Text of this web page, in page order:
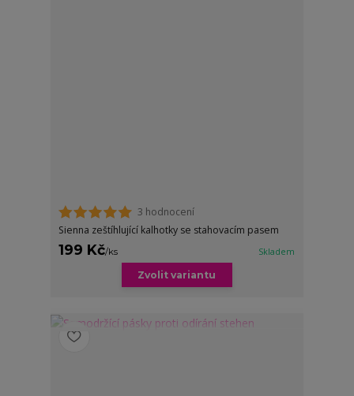
3 hodnocení
Sienna zeštíhlující kalhotky se stahovacím pasem
199 Kč/ks Skladem
Zvolit variantu